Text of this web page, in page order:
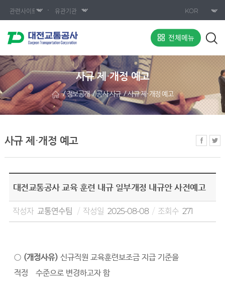
전체메뉴
사규 제·개정 예고
정보공개 공사 사규 사규 제·개정 예고
사규 제·개정 예고
대전교통공사 교육 훈련 내규 일부개정 내규안 사전예고
작성자 교통연수팀 작성일 2025-08-08 조회수 271
○ (개정사유) 신규직원 교육훈련보조금 지급 기준을
적정
수준으로 변경하고자 함